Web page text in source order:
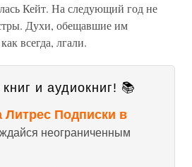
Кейт. На следующий год не
Духи, обещавшие им
всегда, лгали.
и аудиокниг! 📚
Литрес Подписки в
неограниченным